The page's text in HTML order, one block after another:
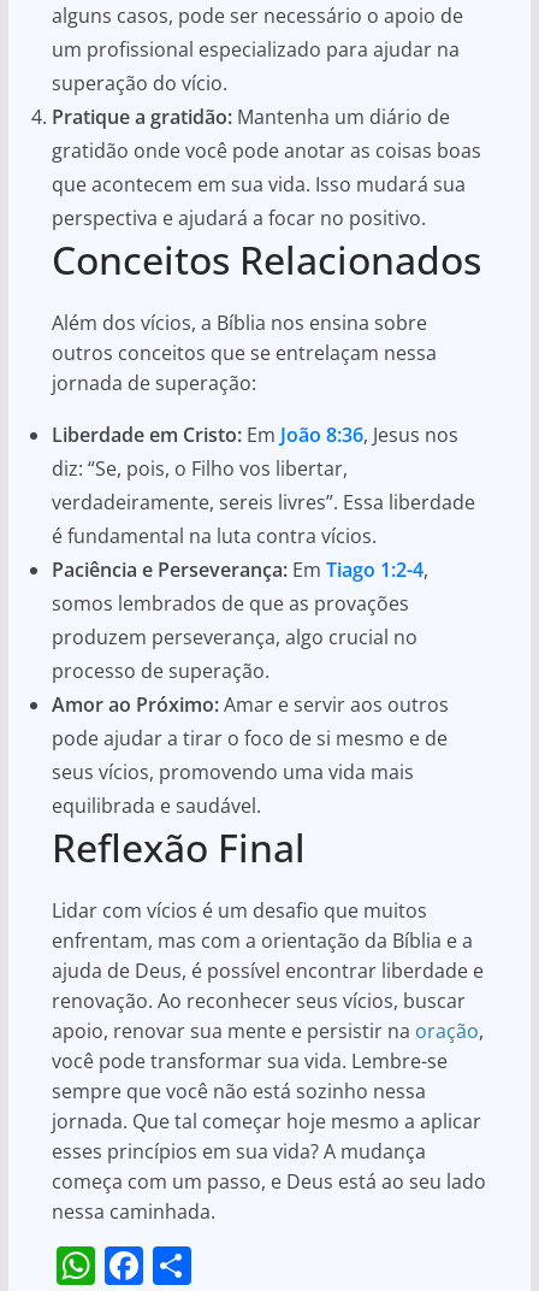
alguns casos, pode ser necessário o apoio de
um profissional especializado para ajudar na
superação do vício.
Pratique a gratidão:Mantenha um diário de
gratidão onde você pode anotar as coisas boas
que acontecem em sua vida. Isso mudará sua
perspectiva e ajudará a focar no positivo.
Conceitos Relacionados
Além dos vícios, a Bíblia nos ensina sobre
outros conceitos que se entrelaçam nessa
jornada de superação:
Liberdade em Cristo:Em João 8:36, Jesus nos
diz: “Se, pois, o Filho vos libertar,
verdadeiramente, sereis livres”. Essa liberdade
é fundamental na luta contra vícios.
Paciência e Perseverança:Em Tiago 1:2-4,
somos lembrados de que as provações
produzem perseverança, algo crucial no
processo de superação.
Amor ao Próximo:Amar e servir aos outros
pode ajudar a tirar o foco de si mesmo e de
seus vícios, promovendo uma vida mais
equilibrada e saudável.
Reflexão Final
Lidar com vícios é um desafio que muitos
enfrentam, mas com a orientação da Bíblia e a
ajuda de Deus, é possível encontrar liberdade e
renovação. Ao reconhecer seus vícios, buscar
apoio, renovar sua mente e persistir na oração,
você pode transformar sua vida. Lembre-se
sempre que você não está sozinho nessa
jornada. Que tal começar hoje mesmo a aplicar
esses princípios em sua vida? A mudança
começa com um passo, e Deus está ao seu lado
nessa caminhada.
W F S